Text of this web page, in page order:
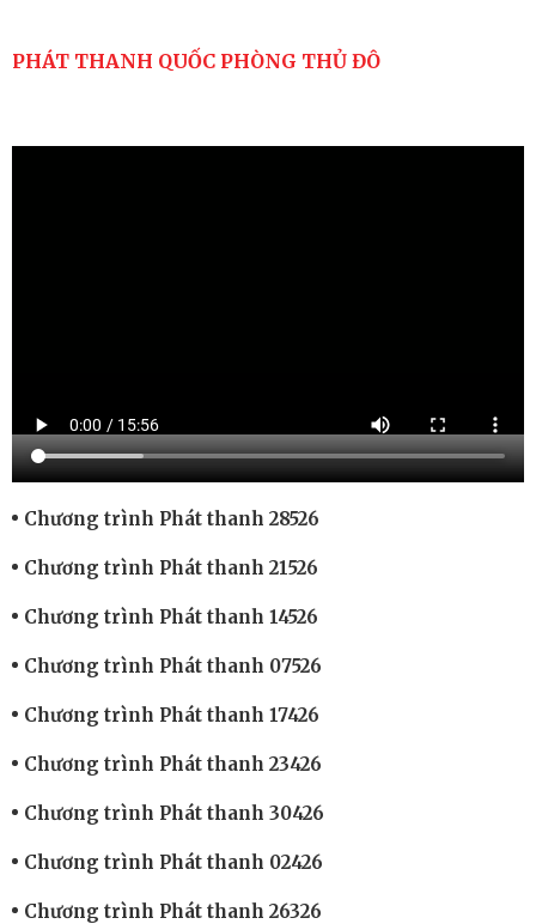
PHÁT THANH QUỐC PHÒNG THỦ ĐÔ
Chương trình Phát thanh 28526
Chương trình Phát thanh 21526
Chương trình Phát thanh 14526
Chương trình Phát thanh 07526
Chương trình Phát thanh 17426
Chương trình Phát thanh 23426
Chương trình Phát thanh 30426
Chương trình Phát thanh 02426
Chương trình Phát thanh 26326